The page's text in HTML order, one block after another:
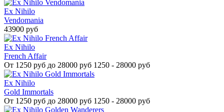
Ex Nihilo
Vendomania
43900 руб
Ex Nihilo
French Affair
От 1250 руб до 28000 руб 1250 - 28000 руб
Ex Nihilo
Gold Immortals
От 1250 руб до 28000 руб 1250 - 28000 руб